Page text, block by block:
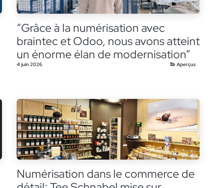
“Grâce à la numérisation avec
braintec et Odoo, nous avons atteint
un énorme élan de modernisation”
4 juin 2026 Aperçus
Numérisation dans le commerce de